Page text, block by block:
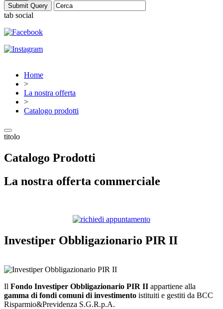
tab social
Home
>
La nostra offerta
>
Catalogo prodotti
titolo
Catalogo Prodotti
La nostra offerta commerciale
Investiper Obbligazionario PIR II
Il Fondo Investiper Obbligazionario PIR II appartiene alla
gamma di fondi comuni di investimento istituiti e gestiti da BCC
Risparmio&Previdenza S.G.R.p.A.